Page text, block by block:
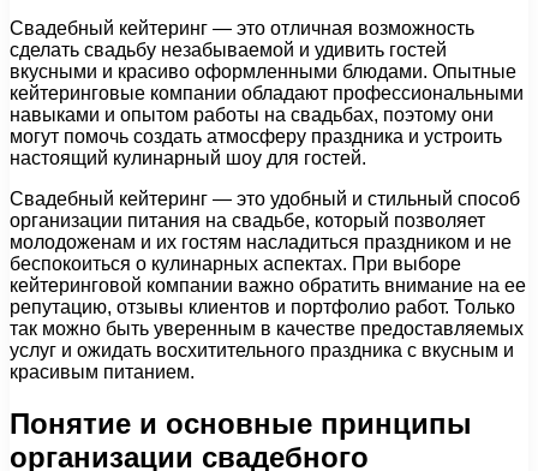
Свадебный кейтеринг — это отличная возможность
сделать свадьбу незабываемой и удивить гостей
вкусными и красиво оформленными блюдами. Опытные
кейтеринговые компании обладают профессиональными
навыками и опытом работы на свадьбах, поэтому они
могут помочь создать атмосферу праздника и устроить
настоящий кулинарный шоу для гостей.
Свадебный кейтеринг — это удобный и стильный способ
организации питания на свадьбе, который позволяет
молодоженам и их гостям насладиться праздником и не
беспокоиться о кулинарных аспектах. При выборе
кейтеринговой компании важно обратить внимание на ее
репутацию, отзывы клиентов и портфолио работ. Только
так можно быть уверенным в качестве предоставляемых
услуг и ожидать восхитительного праздника с вкусным и
красивым питанием.
Понятие и основные принципы
организации свадебного